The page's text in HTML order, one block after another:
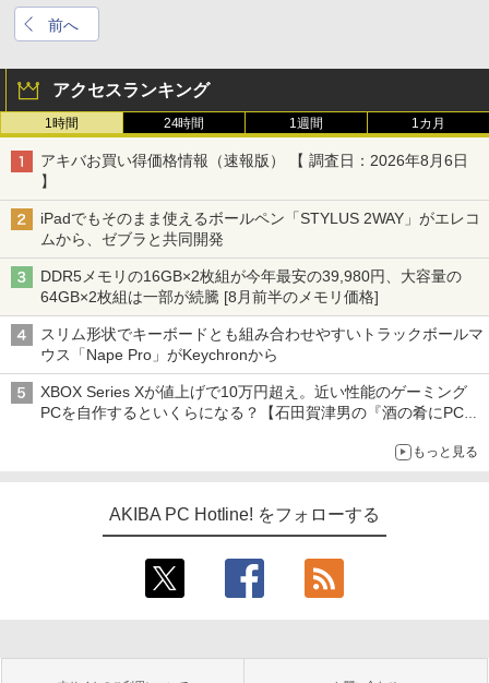
前へ
アクセスランキング
1時間 24時間 1週間 1カ月
アキバお買い得価格情報（速報版） 【 調査日：2026年8月6日
】
iPadでもそのまま使えるボールペン「STYLUS 2WAY」がエレコ
ムから、ゼブラと共同開発
DDR5メモリの16GB×2枚組が今年最安の39,980円、大容量の
64GB×2枚組は一部が続騰 [8月前半のメモリ価格]
スリム形状でキーボードとも組み合わせやすいトラックボールマ
ウス「Nape Pro」がKeychronから
XBOX Series Xが値上げで10万円超え。近い性能のゲーミング
PCを自作するといくらになる？【石田賀津男の『酒の肴にPCゲ
もっと見る
AKIBA PC Hotline! をフォローする